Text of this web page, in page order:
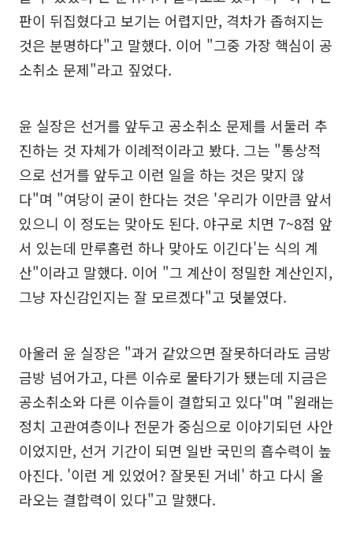
판이 뒤집혔다고 보기는 어렵지만, 격차가 좁혀지는
것은 분명하다"고 말했다. 이어 "그중 가장 핵심이 공
소취소 문제"라고 짚었다.
윤 실장은 선거를 앞두고 공소취소 문제를 서둘러 추
진하는 것 자체가 이례적이라고 봤다. 그는 "통상적
으로 선거를 앞두고 이런 일을 하는 것은 맞지 않
다"며 "여당이 굳이 한다는 것은 '우리가 이만큼 앞서
있으니 이 정도는 맞아도 된다. 야구로 치면 7~8점 앞
서 있는데 만루홈런 하나 맞아도 이긴다'는 식의 계
산"이라고 말했다. 이어 "그 계산이 정밀한 계산인지,
그냥 자신감인지는 잘 모르겠다"고 덧붙였다.
아울러 윤 실장은 "과거 같았으면 잘못하더라도 금방
금방 넘어가고, 다른 이슈로 물타기가 됐는데 지금은
공소취소와 다른 이슈들이 결합되고 있다"며 "원래는
정치 고관여층이나 전문가 중심으로 이야기되던 사안
이었지만, 선거 기간이 되면 일반 국민의 흡수력이 높
아진다. '이런 게 있었어? 잘못된 거네' 하고 다시 올
라오는 결합력이 있다"고 말했다.